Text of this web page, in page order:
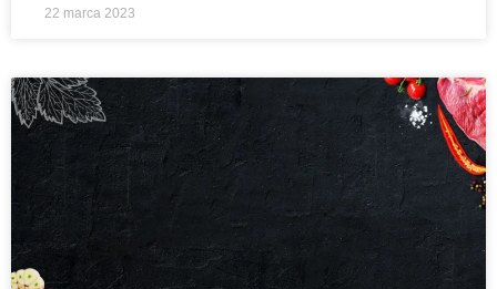
22 marca 2023